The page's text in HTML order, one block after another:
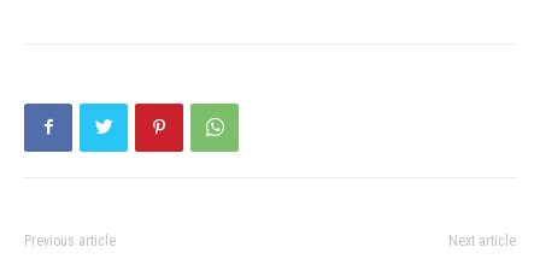
Previous article Next article